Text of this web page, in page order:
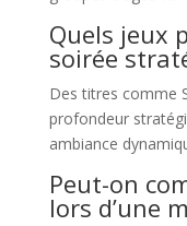
Quels jeux
soirée
Des titres comme
profondeur
ambiance
Peut-on
lors d’une